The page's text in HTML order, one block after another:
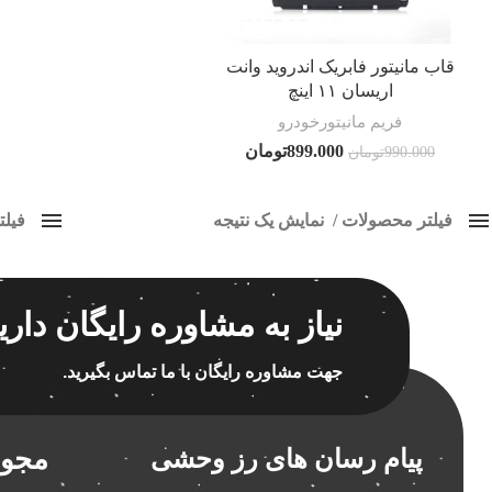
قاب مانیتور فابریک اندروید وانت
اریسان ۱۱ اینچ
فریم مانیتورخودرو
990.000تومان 899.000تومان
فیلتر محصولات
نمایش یک نتیجه
فقط نمایش محصولات فروش فقط موجود در انبار
برچسب نیاز به مشاوره رایگان
جهت مشاوره رایگان با ما تماس بگیرید.
پیام رسان های رز وحشی
فیسبوک
Instagram
Pinterest